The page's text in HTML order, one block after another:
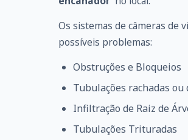
Os sistemas de câmeras de
possíveis problemas:
Obstruções e Bloqueios
Tubulações rachadas ou
Infiltração de Raiz de
Tubulações Trituradas